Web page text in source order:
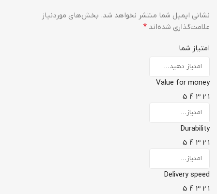
نشانی ایمیل شما منتشر نخواهد شد. بخش‌های موردنیاز
علامت‌گذاری شده‌اند *
امتیاز شما
Value for money
1
2
3
4
5
Durability
1
2
3
4
5
Delivery speed
1
2
3
4
5